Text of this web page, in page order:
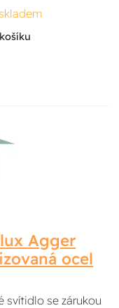
Agger
ocel
svítidlo se zárukou